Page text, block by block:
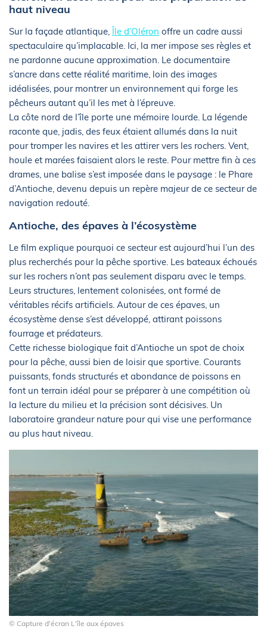
haut niveau
Sur la façade atlantique, Île d’Oléron offre un cadre aussi
spectaculaire qu’implacable. Ici, la mer impose ses règles et
ne pardonne aucune approximation. Le documentaire
s’ancre dans cette réalité maritime, loin des images
idéalisées, pour montrer un environnement qui forge les
pêcheurs autant qu’il les met à l’épreuve.
La côte nord de l’île porte une mémoire lourde. La légende
raconte que, jadis, des feux étaient allumés dans la nuit
pour tromper les navires et les attirer vers les rochers. Vent,
houle et marées faisaient alors le reste. Pour mettre fin à ces
drames, une balise s’est imposée dans le paysage : le Phare
d’Antioche, devenu depuis un repère majeur de ce secteur de
navigation redouté.
Antioche, des épaves à l’écosystème
Le film explique pourquoi ce secteur est aujourd’hui l’un des
plus recherchés pour la pêche sportive. Les bateaux échoués
sur les rochers n’ont pas seulement disparu avec le temps.
Leurs structures, lentement colonisées, ont formé de
véritables récifs artificiels. Autour de ces épaves, un
écosystème dense s’est développé, attirant poissons
fourrage et prédateurs.
Cette richesse biologique fait d’Antioche un spot de choix
pour la pêche, aussi bien de loisir que sportive. Courants
puissants, fonds structurés et abondance de poissons en
font un terrain idéal pour se préparer à une compétition où
la lecture du milieu et la précision sont décisives. Un
laboratoire grandeur nature pour qui vise une performance
au plus haut niveau.
© Capture d'écran L'île aux épaves